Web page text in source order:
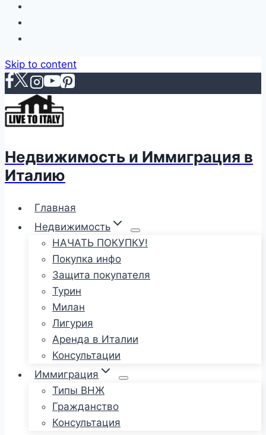
Skip to content
Недвижимость и Иммиграция в
Италию
Главная
Недвижимость
НАЧАТЬ ПОКУПКУ!
Покупка инфо
Защита покупателя
Турин
Милан
Лигурия
Аренда в Италии
Консультации
Иммиграция
Типы ВНЖ
Гражданство
Консультация